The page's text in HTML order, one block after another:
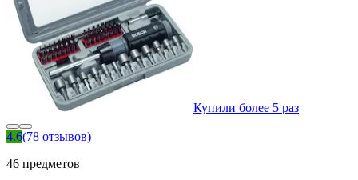
Купили более 5 раз
4.6(78 отзывов)
46 предметов